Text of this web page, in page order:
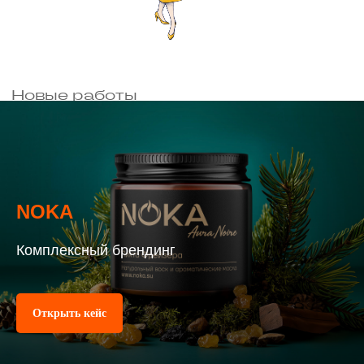
NOKA
Комплексный брендинг
Открыть кейс
Больше работ
Россия,
Санкт-Петербург